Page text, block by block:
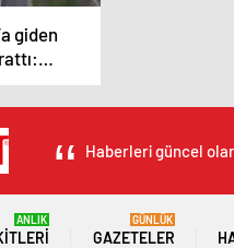
giden
Haberleri güncel
ANLIK
GAZETELER
GÜNLÜK